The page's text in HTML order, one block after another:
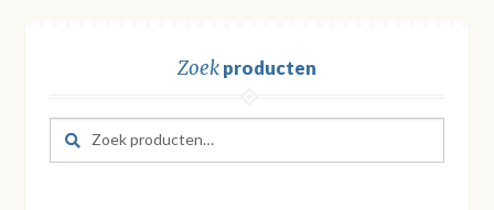
Zoekproducten
Zoeken
naar:
Zoeken